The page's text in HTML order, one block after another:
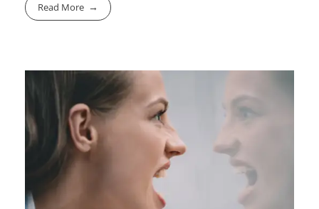
Read More